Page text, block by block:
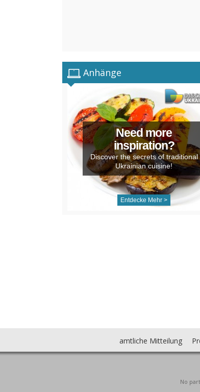
Anhänge
Need more
inspiration?
Discover the secrets of traditional
Ukrainian cuisine!
Entdecke Mehr >
amtliche Mitteilung
No